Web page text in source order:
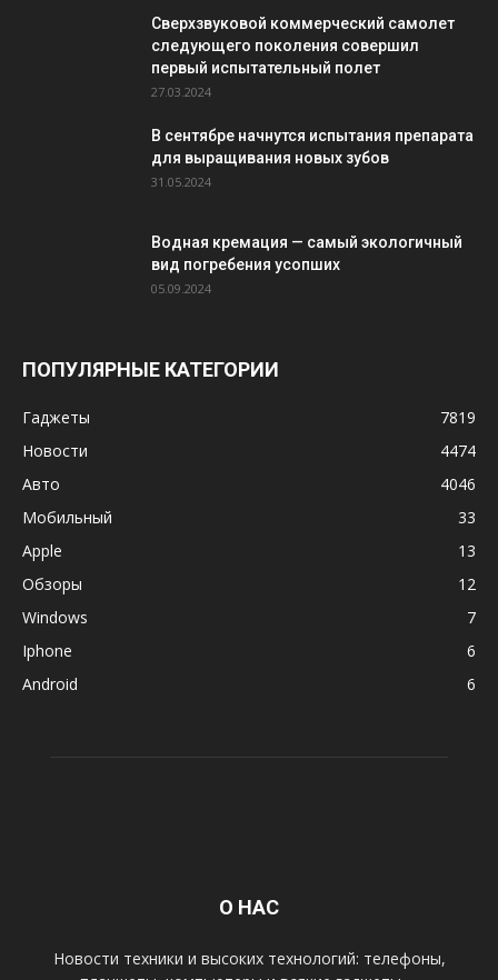
Сверхзвуковой коммерческий самолет
следующего поколения совершил
первый испытательный полет
27.03.2024
В сентябре начнутся испытания препарата
для выращивания новых зубов
31.05.2024
Водная кремация — самый экологичный
вид погребения усопших
05.09.2024
ПОПУЛЯРНЫЕ КАТЕГОРИИ
Гаджеты
7819
Новости
4474
Авто
4046
Мобильный
33
Apple
13
Обзоры
12
Windows
7
Iphone
6
Android
6
О НАС
Новости техники и высоких технологий: телефоны,